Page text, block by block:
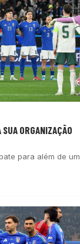
ORGANIZAÇÃO
para além de um